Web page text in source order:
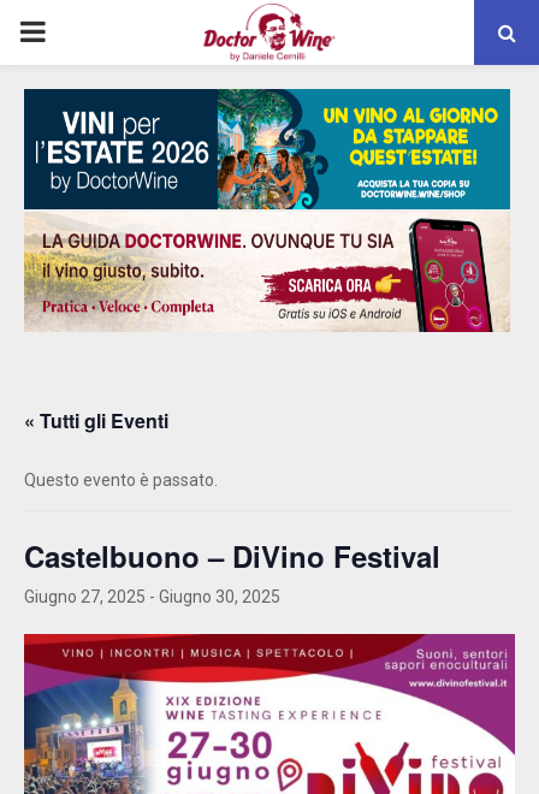
PRIMARY
MENU
« Tutti gli Eventi
Questo evento è passato.
Castelbuono – DiVino Festival
Giugno 27, 2025 - Giugno 30, 2025